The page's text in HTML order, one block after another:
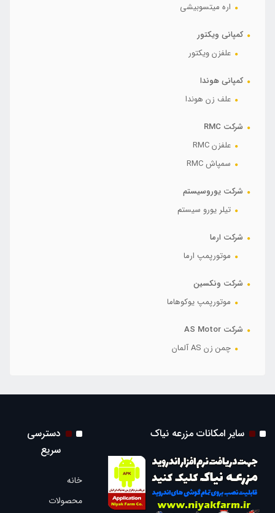
اره میتسوبیشی
کمپانی ویکتور
علفزن ویکتور
کمپانی هوندا
علف زن هوندا
شرکت RMC
علفزن RMC
سمپاش RMC
شرکت یوروسیستم
تیلر یورو سیستم
شرکت ارما
موتورپمپ ارما
شرکت ونکسین
موتورپمپ یوکوهاما
شرکت AS Motor
چمن زن AS آلمان
سایر امکانات مزرعه نیاک
دسترسی
سریع
خانه
محصولات